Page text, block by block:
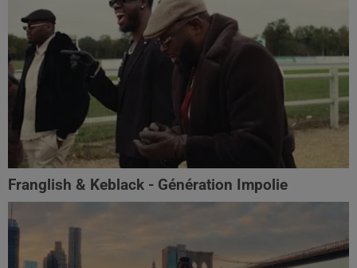
Franglish & Keblack - Génération Impolie